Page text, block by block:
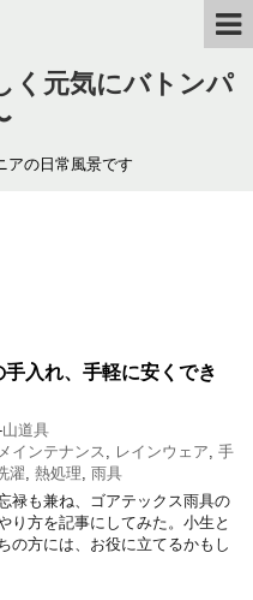
く元気にバトンパ
アの日常風景です
手入れ、手軽に安くでき
山道具
メインテナンス レインウェア 手
濯 熱処理 雨具
禄も兼ね、ゴアテックス雨具の
り方を記事にしてみた。小生と
の方には、お役に立てるかもし